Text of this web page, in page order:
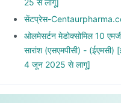
25 से लागू]
सेंटप्रेस-
ओलमेसर्टन मेडोक्सोमिल 10
सारांश (एसएमपीसी) -
4 जून 2025 से लागू]